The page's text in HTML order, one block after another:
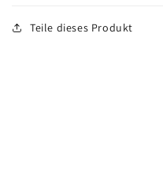
Teile dieses Produkt